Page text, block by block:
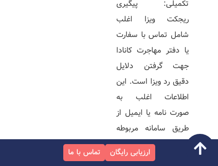
تکمیلی: پیگیری
ریجکت ویزا اغلب
شامل تماس با سفارت
یا دفتر مهاجرت کانادا
جهت گرفتن دلایل
دقیق رد ویزا است. این
اطلاعات اغلب به
صورت نامه یا ایمیل از
طریق سامانه مربوطه
ارسال می­‌شود. این
دلایل می­توانند
ارزیابی رایگان تماس با ما